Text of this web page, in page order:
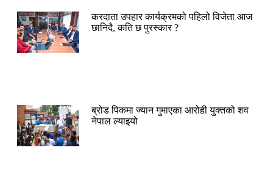
करदाता उपहार कार्यक्रमको पहिलो विजेता आज
छानिदै, कति छ पुरस्कार ?
ब्रोड पिकमा ज्यान गुमाएका आरोही युक्तको शव
नेपाल ल्याइयो